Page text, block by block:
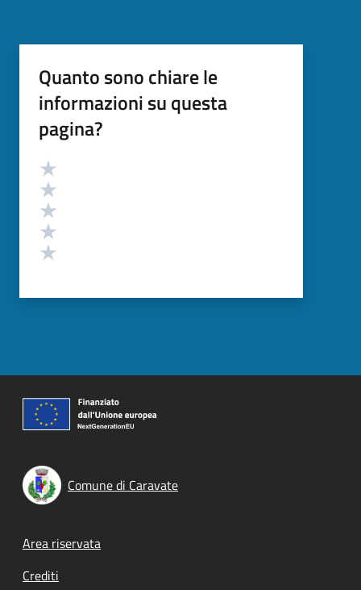
Quanto sono chiare le
informazioni su questa
pagina?
Valutazione
Comune di Caravate
Footer menu
Area riservata
Crediti